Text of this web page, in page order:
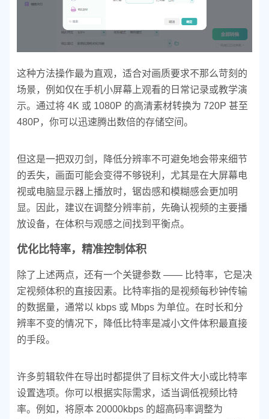
这种方法操作最为直观，适合对画质要求不那么苛刻的
场景，例如仅在手机小屏幕上观看的日常记录或教学演
示。通过将 4K 或 1080P 的高清素材转换为 720P 甚至
480P，你可以迅速腾出数倍的存储空间。
但这是一把双刃剑，降低分辨率不可避免地会带来细节
的丢失，画面可能会变得不够锐利，尤其是在大屏幕电
视或电脑显示器上播放时，锯齿感和模糊感会更加明
显。因此，建议在调整分辨率前，先确认视频的主要播
放设备，在体积与观感之间找到平衡点。
优化比特率，精准控制体积
除了上述两点，还有一个关键参数 —— 比特率，它是决
定视频体积的直接因素。比特率指的是视频每秒钟传输
的数据量，通常以 kbps 或 Mbps 为单位。在时长和分
辨率不变的情况下，降低比特率是减小文件体积最直接
的手段。
许多剪辑软件在导出时都提供了目标文件大小或比特率
设置选项。你可以根据实际需求，适当调低视频比特
率。例如，将原本 20000kbps 的超高码率调整为